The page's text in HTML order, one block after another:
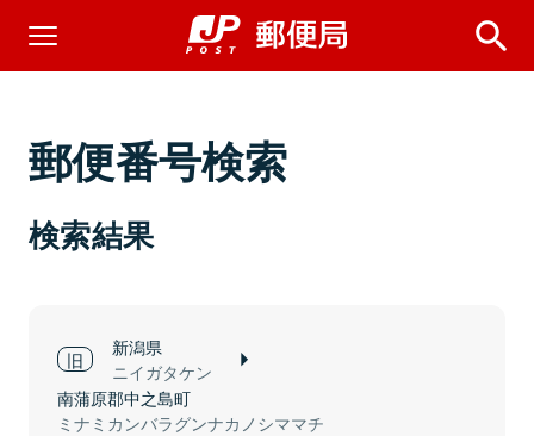
郵便番号検索
検索結果
新潟県
ニイガタケン
南蒲原郡中之島町
ミナミカンバラグンナカノシママチ